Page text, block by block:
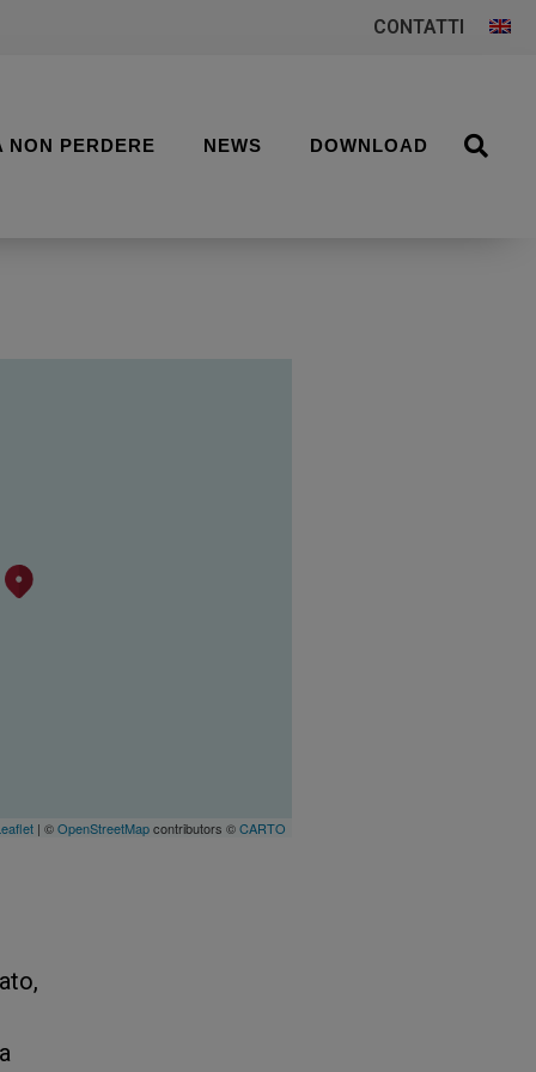
CONTATTI
NON PERDERE NEWS DOWNLOAD
| ©OpenStreetMapcontributors ©CARTO